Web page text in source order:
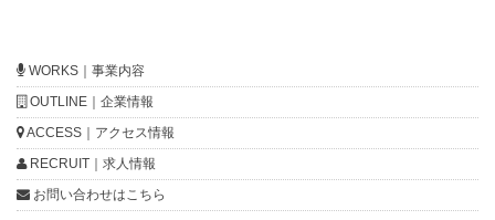
WORKS｜事業内容
OUTLINE｜企業情報
ACCESS｜アクセス情報
RECRUIT｜求人情報
お問い合わせはこちら